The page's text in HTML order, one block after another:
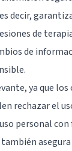
decir,
de
de
ya que
rechazar el
personal